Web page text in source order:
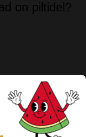
on piltidel?